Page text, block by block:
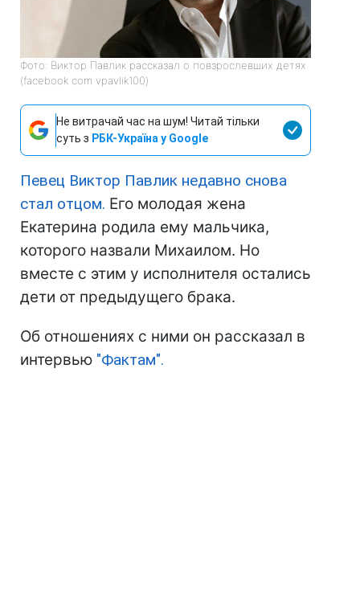
Фото: Виктор Павлик рассказал о повзрослевших детях
(facebook com vpavlik100)
Не витрачай час на шум! Читай тільки
суть з РБК-Україна у Google
Певец Виктор Павлик недавно снова
стал отцом. Его молодая жена
Екатерина родила ему мальчика,
которого назвали Михаилом. Но
вместе с этим у исполнителя остались
дети от предыдущего брака.
Об отношениях с ними он рассказал в
интервью "Фактам".